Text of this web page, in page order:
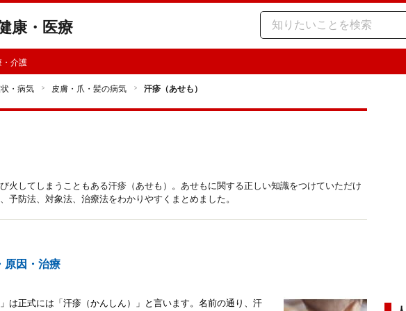
康・医療
・介護
・病気 皮膚・爪・髪の病気 汗疹（あせも）
火してしまうこともある汗疹（あせも）。あせもに関する正しい知識をつけていただけ
予防法、対象法、治療法をわかりやすくまとめました。
原因・治療
は正式には「汗疹（かんしん）」と言います。名前の通り、汗